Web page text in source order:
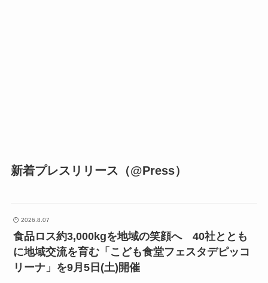
新着プレスリリース（@Press）
2026.8.07
食品ロス約3,000kgを地域の笑顔へ 40社ととも
に地域交流を育む「こども食堂フェスタデピッコ
リーナ」を9月5日(土)開催